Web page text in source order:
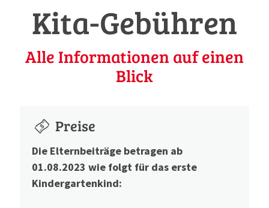
Kita-Gebühren
Alle Informationen auf einen
Blick
Preise
Die Elternbeiträge betragen ab
01.08.2023 wie folgt für das erste
Kindergartenkind: